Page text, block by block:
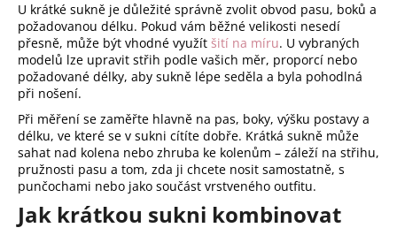
U krátké sukně je důležité správně zvolit obvod pasu, boků a
požadovanou délku. Pokud vám běžné velikosti nesedí
přesně, může být vhodné využít šití na míru. U vybraných
modelů lze upravit střih podle vašich měr, proporcí nebo
požadované délky, aby sukně lépe seděla a byla pohodlná
při nošení.
Při měření se zaměřte hlavně na pas, boky, výšku postavy a
délku, ve které se v sukni cítíte dobře. Krátká sukně může
sahat nad kolena nebo zhruba ke kolenům – záleží na střihu,
pružnosti pasu a tom, zda ji chcete nosit samostatně, s
punčochami nebo jako součást vrstveného outfitu.
Jak krátkou sukni kombinovat